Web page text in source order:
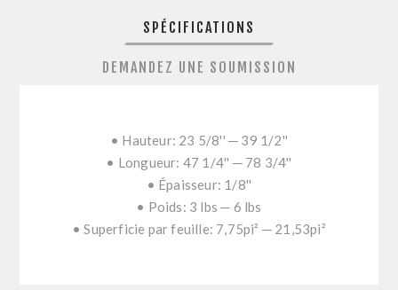
SPÉCIFICATIONS
DEMANDEZ UNE SOUMISSION
• Hauteur: 23 5/8'' ─ 39 1/2''
• Longueur: 47 1/4'' ─ 78 3/4''
• Épaisseur: 1/8''
• Poids: 3 lbs ─ 6 lbs
• Superficie par feuille: 7,75pi² ─ 21,53pi²